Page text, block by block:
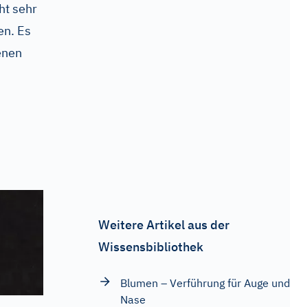
sehr
Es
Weitere Artikel aus der
Wissensbibliothek
Blumen – Verführung für Auge und
Nase